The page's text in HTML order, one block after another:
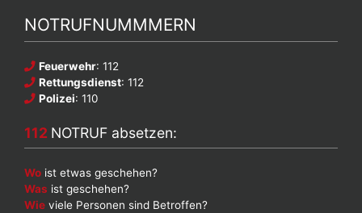
NOTRUFNUMMMERN
Feuerwehr: 112
Rettungsdienst: 112
Polizei: 110
112 NOTRUF absetzen:
Wo ist etwas geschehen?
Was ist geschehen?
Wie viele Personen sind Betroffen?